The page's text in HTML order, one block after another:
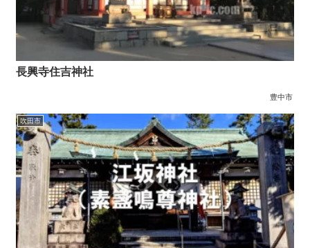
長興寺住吉神社
豊中市
吹田市